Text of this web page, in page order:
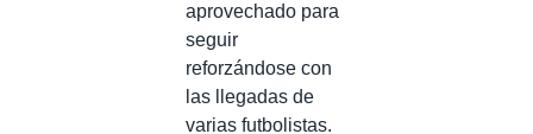
aprovechado para
seguir
reforzándose con
las llegadas de
varias futbolistas.